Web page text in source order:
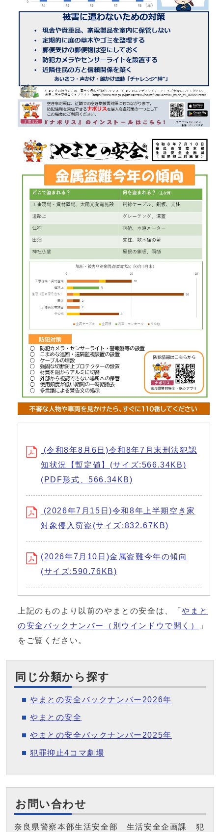
(令和8年8月6日)令和8年7月末刑法犯認
知状況【暫定値】(サイズ:566.34KB)
(PDF形式、566.34KB)
(2026年7月15日)令和8年上半期空き家
対象侵入窃盗(サイズ:832.67KB)
(2026年7月10日)金属盗難今年の傾向
(サイズ:590.76KB)
上記のものより以前のやまとの安全は、「やまと
の安全バックナンバー
（別ウインドウで開く）
」
をご覧ください。
同じ分類から探す
やまとの安全バックナンバー2026年
やまとの安全
やまとの安全バックナンバー2025年
犯罪抑止4コマ劇場
お問い合わせ
奈良県警察本部生活安全部 生活安全企画課 犯